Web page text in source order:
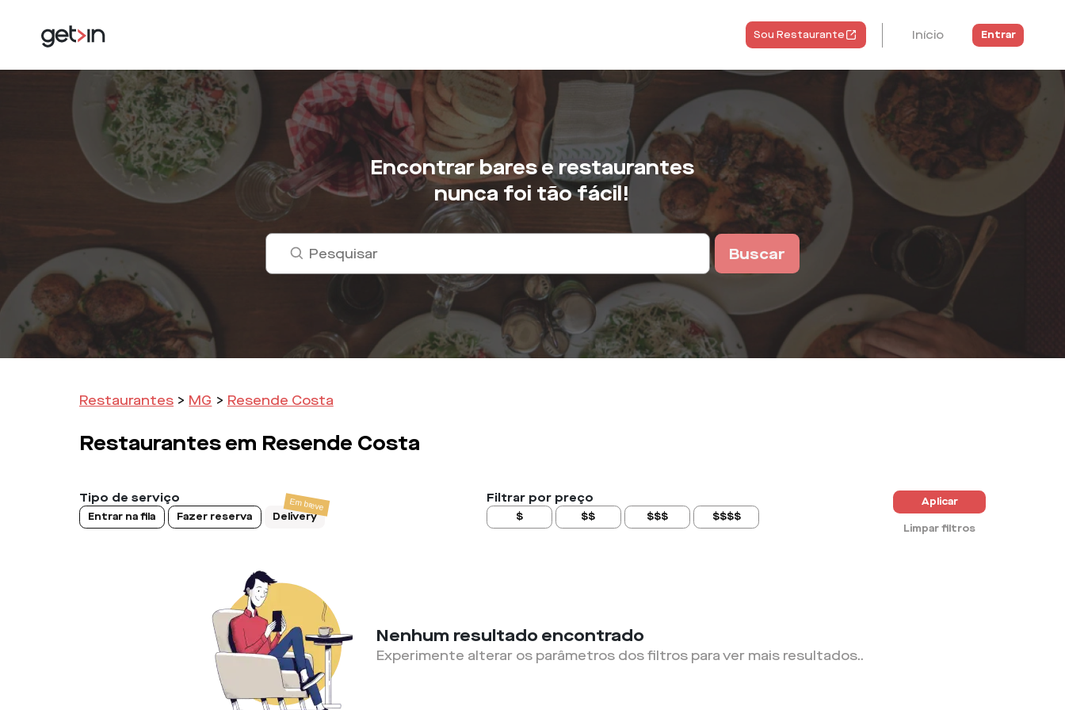
Sou Restaurante Início Entrar
Encontrar bares e restaurantes
nunca foi tão fácil!
Buscar
Restaurantes > MG > Resende Costa
Restaurantes em Resende Costa
Tipo de serviço
Entrar na fila Fazer reserva Delivery
Filtrar por preço
$ $$ $$$ $$$$
Aplicar
Limpar filtros
Nenhum resultado encontrado
Experimente alterar os parâmetros dos filtros para ver mais resultados..